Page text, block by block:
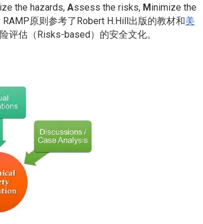
the hazards,Assess the risks, Minimize the
原则参考了Robert H.Hill出版的教材和美
评估（Risks-based）的安全文化。